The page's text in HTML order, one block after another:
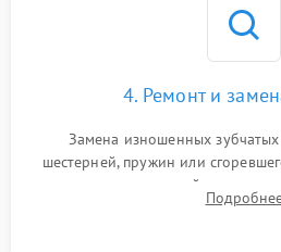
4. Ремонт и
Замена изношенных
шестерней, пружин или
челночного устройства для
Восстановление контактов в